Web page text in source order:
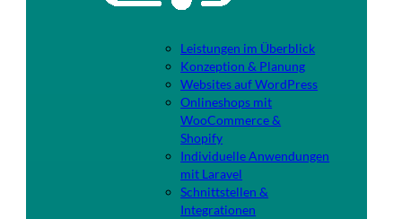
Leistungen im Überblick
Konzeption & Planung
Websites auf WordPress
Onlineshops mit
WooCommerce &
Shopify
Individuelle Anwendungen
mit Laravel
Schnittstellen &
Integrationen